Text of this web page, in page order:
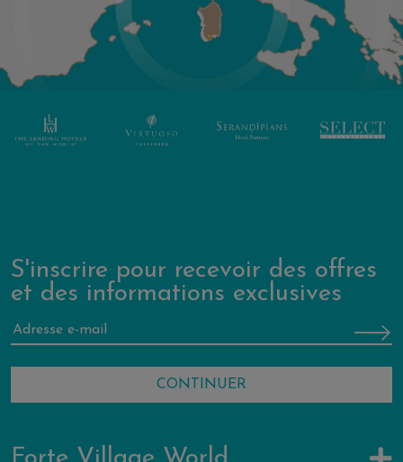
S'inscrire pour recevoir des offres
et des informations exclusives